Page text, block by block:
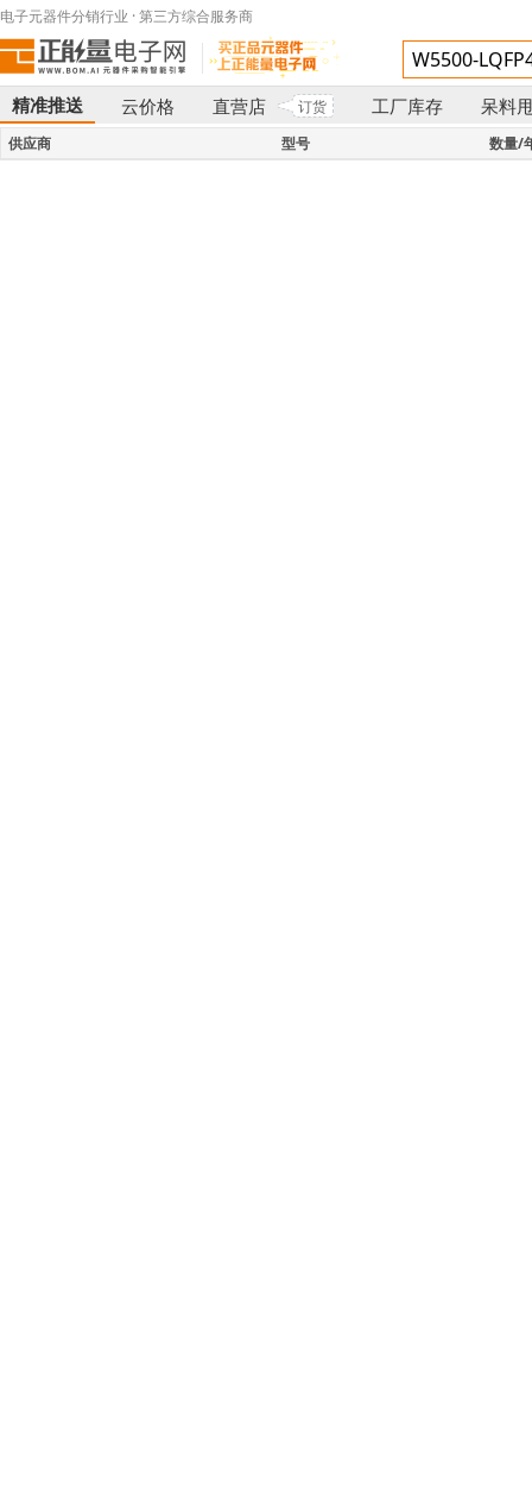
电子元器件分销行业 · 第三方综合服务商
精准推送 云价格 直营店 订货 工厂库存 呆料
供应商 型号 数量/
}